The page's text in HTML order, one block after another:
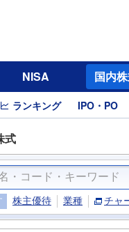
NISA 国内
ランキング IPO・PO
式
株主優待 業種 チャ